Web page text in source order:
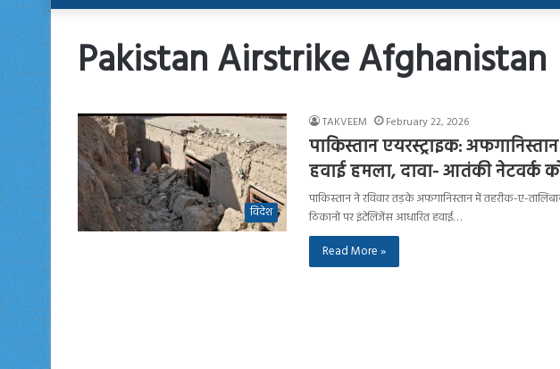
Pakistan Airstrike Afghanistan
विदेश
TAKVEEM February 22, 2026
पाकिस्तान एयरस्ट्राइक:
हवाई हमला, दावा- आतंकी नेटवर्क
पाकिस्तान ने रविवार तड़के अफगानिस्तान में तहरीक-ए-
ठिकानों पर इंटेलिजेंस आधारित हवाई…
Read More »